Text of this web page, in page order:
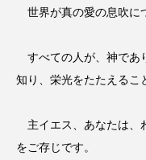
世界が真の愛の息吹に
すべての人が、神であ
知り、栄光をたたえるこ
主イエス、あなたは、
をご存じです。